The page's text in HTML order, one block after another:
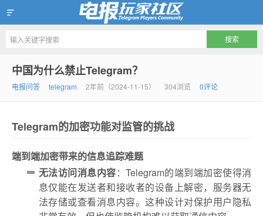
Telegram玩家社区
中国为什么禁止Telegram？
电报问答 telegram 2年前（2024-11-15） 304浏览 0评论
Telegram的加密功能对监管的挑战
端到端加密带来的信息追踪难题
无法访问消息内容：Telegram的端到端加密使得消
息仅能在发送者和接收者的设备上解密，服务器无
法存储或查看消息内容。这种设计对保护用户隐私